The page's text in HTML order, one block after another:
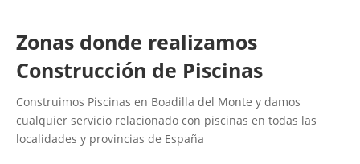
Zonas donde realizamos
Construcción de Piscinas
Construimos Piscinas en Boadilla del Monte y damos
cualquier servicio relacionado con piscinas en todas las
localidades y provincias de España